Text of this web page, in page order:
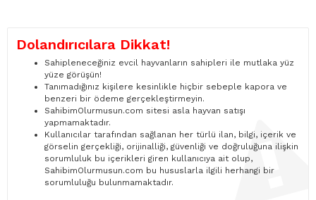
Dolandırıcılara Dikkat!
Sahipleneceğiniz evcil hayvanların sahipleri ile mutlaka yüz
yüze görüşün!
Tanımadığınız kişilere kesinlikle hiçbir sebeple kapora ve
benzeri bir ödeme gerçekleştirmeyin.
SahibimOlurmusun.com sitesi asla hayvan satışı
yapmamaktadır.
Kullanıcılar tarafından sağlanan her türlü ilan, bilgi, içerik ve
görselin gerçekliği, orijinalliği, güvenliği ve doğruluğuna ilişkin
sorumluluk bu içerikleri giren kullanıcıya ait olup,
SahibimOlurmusun.com bu hususlarla ilgili herhangi bir
sorumluluğu bulunmamaktadır.